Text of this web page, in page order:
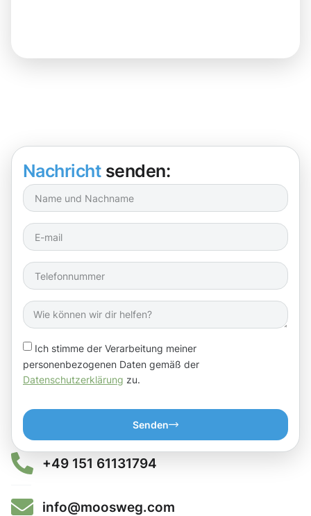
Nachricht senden:
Ich stimme der Verarbeitung meiner
personenbezogenen Daten gemäß der
Datenschutzerklärung zu.
Senden
+49 151 61131794
info@moosweg.com